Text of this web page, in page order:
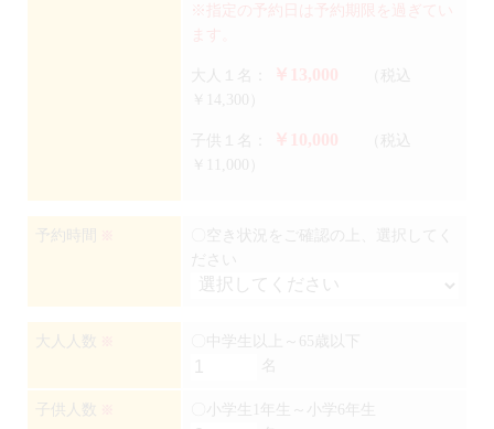
※指定の予約日は予約期限を過ぎてい
大人１名： ￥13,000
（税込
￥14,300）
子供１名： ￥10,000
（税込
予約時間
〇空き状況をご確認の上、選択してく
ださい
大人人数
〇中学生以上～65歳以下
名
子供人数
〇小学生1年生～小学6年生